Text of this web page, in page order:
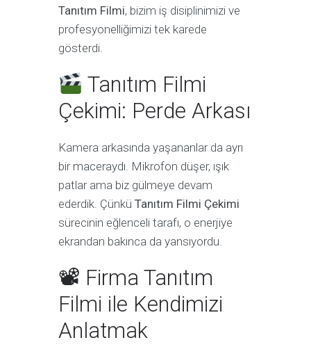
Tanıtım Filmi, bizim iş disiplinimizi ve
profesyonelliğimizi tek karede
gösterdi.
Tanıtım Filmi
Çekimi: Perde Arkası
Kamera arkasında yaşananlar da ayrı
bir maceraydı. Mikrofon düşer, ışık
patlar ama biz gülmeye devam
ederdik. Çünkü Tanıtım Filmi Çekimi
sürecinin eğlenceli tarafı, o enerjiye
ekrandan bakınca da yansıyordu.
📽 Firma Tanıtım
Filmi ile Kendimizi
Anlatmak